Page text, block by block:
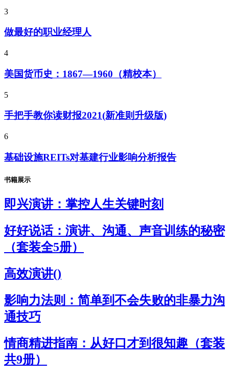
3
做最好的职业经理人
4
美国货币史：1867—1960（精校本）
5
手把手教你读财报2021(新准则升级版)
6
基础设施REITs对基建行业影响分析报告
书籍展示
即兴演讲：掌控人生关键时刻
好好说话：演讲、沟通、声音训练的秘密
（套装全5册）
高效演讲()
影响力法则：简单到不会失败的非暴力沟
通技巧
情商精进指南：从好口才到很知趣（套装
共9册）